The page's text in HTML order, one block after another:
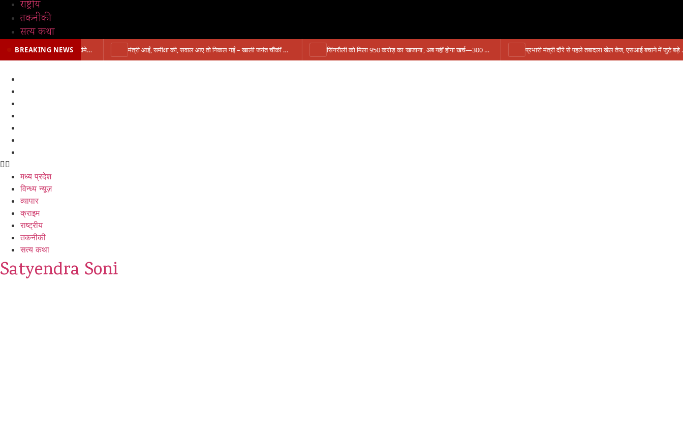
राष्ट्रीय
तकनीकी
सत्य कथा
BREAKING NEWS
प्रभारी मंत्री के निशाने पर नगर निगम,अफसरों को 10 दिन का अल्टीमेटम,नहीं होगी कार्रवाई, महापौर-आयुक्त के बीच सौहार्दहीनता पर मंत्री ने उठाए सवाल मंत्री आईं, समीक्षा की, सवाल आए तो निकल गईं – खाली जयंत चौंकीं पर नहीं दिया जवाब सिंगरौली को मिला 950 करोड़ का ‘खजाना’, अब यहीं होगा खर्च—300 करोड़ की बायपास सड़क को हरी झंडी! प्रभारी मंत्री दौरे से पहले तबादला खेल तेज, एसआई बचाने में जुटे बड़े चेहरे, 10 लाख के रिचार्ज का खेल और 22 दिन से चौकी खाली
मध्य प्रदेश
विन्ध्य न्यूज़
व्यापार
क्राइम
राष्ट्रीय
तकनीकी
सत्य कथा
Satyendra Soni